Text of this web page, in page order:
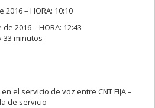
– HORA: 10:10
2016 – HORA: 12:43
33 minutos
el servicio de voz entre CNT FIJA –
de servicio